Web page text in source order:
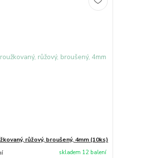
růžový, broušený, 4mm (10ks)
skladem 12 balení